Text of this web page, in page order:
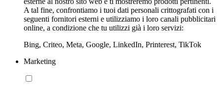
A tal fine, confrontiamo i tuoi dati personali crittografati con i
seguenti fornitori esterni e utilizziamo i loro canali pubblicitari
online, a condizione che tu utilizzi già i loro servizi:
Bing, Criteo, Meta, Google, LinkedIn, Printerest, TikTok
Marketing